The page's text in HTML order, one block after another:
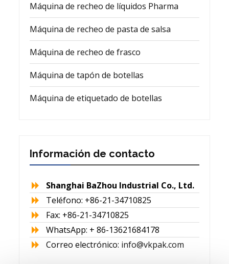
Máquina de recheo de líquidos Pharma
Máquina de recheo de pasta de salsa
Máquina de recheo de frasco
Máquina de tapón de botellas
Máquina de etiquetado de botellas
Información de contacto
Shanghai BaZhou Industrial Co., Ltd.
Teléfono: +86-21-34710825
Fax: +86-21-34710825
WhatsApp: + 86-13621684178
Correo electrónico: info@vkpak.com